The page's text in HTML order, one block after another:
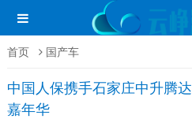
首页 国产车
中国人保携手石家庄中升腾
嘉年华